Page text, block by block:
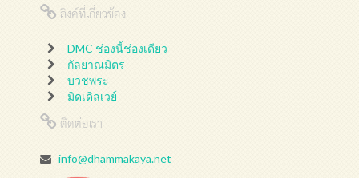
ลิงค์ที่เกี่ยวข้อง
DMC ช่องนี้ช่องเดียว
กัลยาณมิตร
บวชพระ
มิดเดิลเวย์
ติดต่อเรา
info@dhammakaya.net